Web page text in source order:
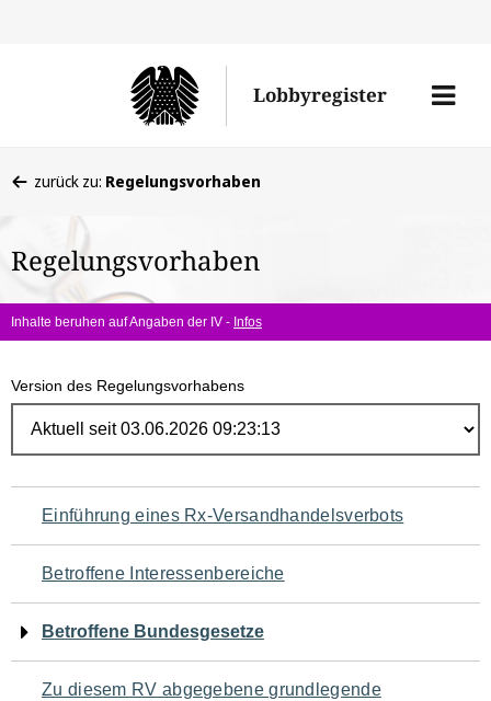
Lobbyregister
Menü
befinden
hier:
zurück zu: Regelungsvorhaben
Regelungsvorhaben
Inhalte beruhen auf Angaben der IV - Infos
Version des Regelungsvorhabens
Navigation
für
den
Seiteninhalt
Einführung eines Rx-Versandhandelsverbots
Betroffene Interessenbereiche
Betroffene Bundesgesetze
Zu diesem RV abgegebene grundlegende